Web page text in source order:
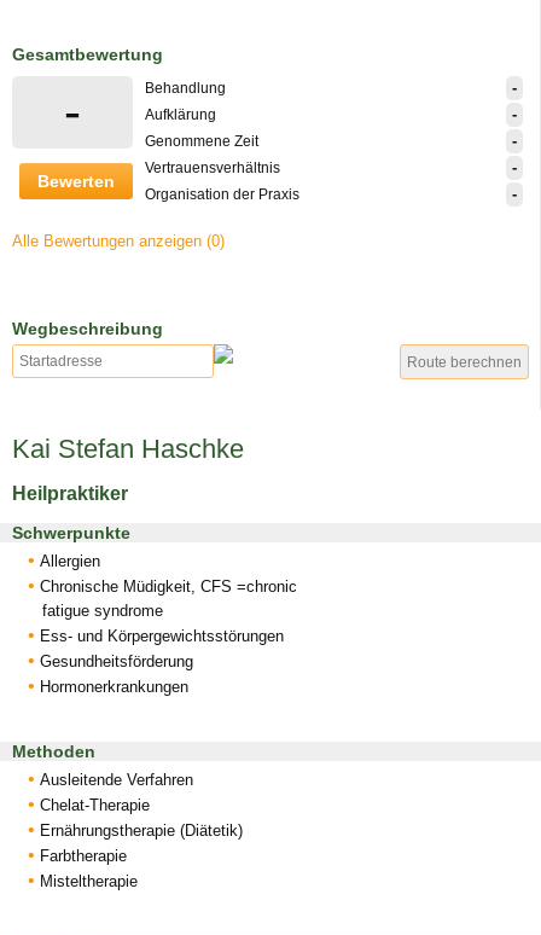
Gesamtbewertung
-
Bewerten
Behandlung -
Aufklärung -
Genommene Zeit -
Vertrauensverhältnis -
Organisation der Praxis -
Alle Bewertungen anzeigen (0)
Wegbeschreibung
Kai Stefan Haschke
Heilpraktiker
Schwerpunkte
Allergien
Chronische Müdigkeit, CFS =chronic
fatigue syndrome
Ess- und Körpergewichtsstörungen
Gesundheitsförderung
Hormonerkrankungen
Methoden
Ausleitende Verfahren
Chelat-Therapie
Ernährungstherapie (Diätetik)
Farbtherapie
Misteltherapie